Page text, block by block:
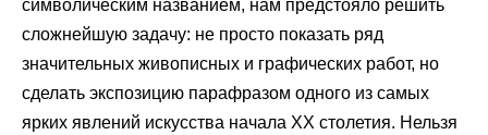
символическим названием, нам предстояло решить
сложнейшую задачу: не просто показать ряд
значительных живописных и графических работ, но
сделать экспозицию парафразом одного из самых
ярких явлений искусства начала ХХ столетия. Нельзя